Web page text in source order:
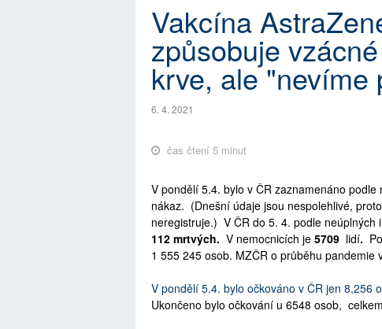
Vakcína
způsobuje
krve, ale "nevíme
6. 4. 2021
čas čtení 5 minut
V pondělí 5.4. bylo v ČR zaznamenáno podle
nákaz. (Dnešní údaje jsou nespolehlivé,
neregistruje.) V ČR do 5. 4. podle neúplných
112 mrtvých. V nemocnicích je 5709 lidí.
1 555 245 osob. MZČR o průběhu pandemie
V pondělí 5.4. bylo očkováno v ČR jen 8,256
Ukončeno bylo očkování u 6548 osob,